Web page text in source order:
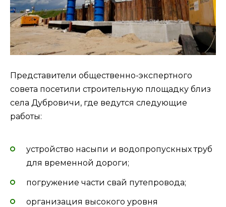
Представители общественно-экспертного
совета посетили строительную площадку близ
села Дубровичи, где ведутся следующие
работы:
устройство насыпи и водопропускных труб
для временной дороги;
погружение части свай путепровода;
организация высокого уровня